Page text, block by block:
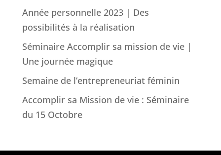
Année personnelle 2023 | Des
possibilités à la réalisation
Séminaire Accomplir sa mission de vie |
Une journée magique
Semaine de l’entrepreneuriat féminin
Accomplir sa Mission de vie : Séminaire
du 15 Octobre